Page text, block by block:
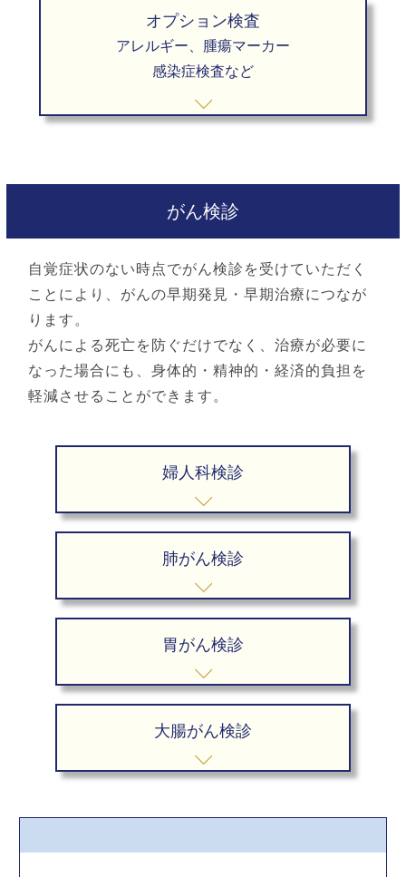
オプション検査
アレルギー、腫瘍マーカー
感染症検査など
がん検診
自覚症状のない時点でがん検診を受けていただく
ことにより、がんの早期発見・早期治療につなが
ります。
がんによる死亡を防ぐだけでなく、治療が必要に
なった場合にも、身体的・精神的・経済的負担を
軽減させることができます。
婦人科検診
肺がん検診
胃がん検診
大腸がん検診